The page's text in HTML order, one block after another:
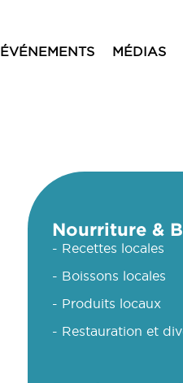
ÉVÉNEMENTS MÉDIAS
Nourriture &
- Recettes locales
- Boissons locales
- Produits locaux
- Restauration et